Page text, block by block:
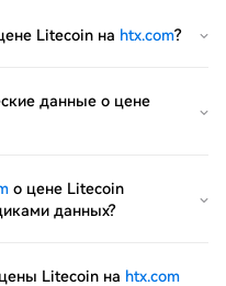
Litecoin на htx.com?
данные о цене
о цене Litecoin
данных?
Litecoin на htx.com